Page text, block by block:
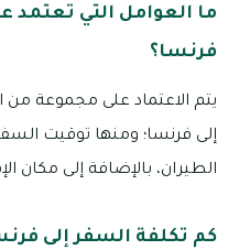
ما العوامل التي تعتمد
فرنسا؟
يتم الاعتماد على مجموعة من
إلى فرنسا؛ ومنها توقيت
الطيران، بالإضافة إلى مكان
كم تكلفة السفر إلى